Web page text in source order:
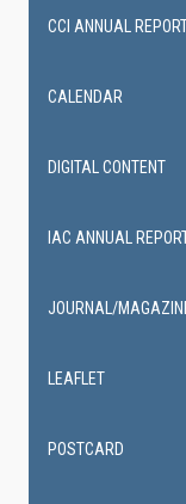
CCI ANNUAL
CALENDAR
DIGITAL CONTENT
IAC ANNUAL
JOURNAL/
LEAFLET
POSTCARD